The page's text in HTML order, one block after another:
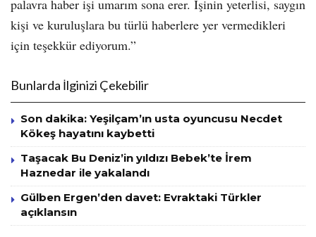
palavra haber işi umarım sona erer. İşinin yeterlisi, saygın
kişi ve kuruluşlara bu türlü haberlere yer vermedikleri
için teşekkür ediyorum.”
Bunlarda İlginizi Çekebilir
Son dakika: Yeşilçam’ın usta oyuncusu Necdet
Kökeş hayatını kaybetti
Taşacak Bu Deniz’in yıldızı Bebek’te İrem
Haznedar ile yakalandı
Gülben Ergen’den davet: Evraktaki Türkler
açıklansın